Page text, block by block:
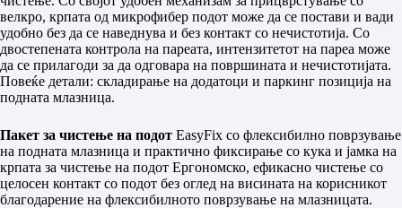
велкро, крпата од микрофибер подот може да се постави и вади
удобно без да се наведнува и без контакт со нечистотија. Со
двостепената контрола на пареата, интензитетот на пареа може
да се прилагоди за да одговара на површината и нечистотијата.
Повеќе детали: складирање на додатоци и паркинг позиција на
подната млазница.
Пакет за чистење на подот EasyFix со флексибилно поврзување
на подната млазница и практично фиксирање со кука и јамка на
крпата за чистење на подот Ергономско, ефикасно чистење со
целосен контакт со подот без оглед на висината на корисникот
благодарение на флексибилното поврзување на млазницата.